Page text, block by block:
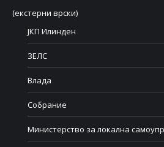
(екстерни врски)
ЈКП Илинден
ЗЕЛС
Влада
Собрание
Министерство за локална